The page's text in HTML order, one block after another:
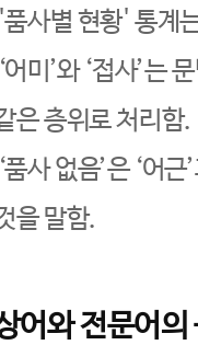
사별 현황' 통계
미’와 ‘접사’는
은 층위로 처리함.
사 없음’은 ‘어
을 말함.
어와 전문어의